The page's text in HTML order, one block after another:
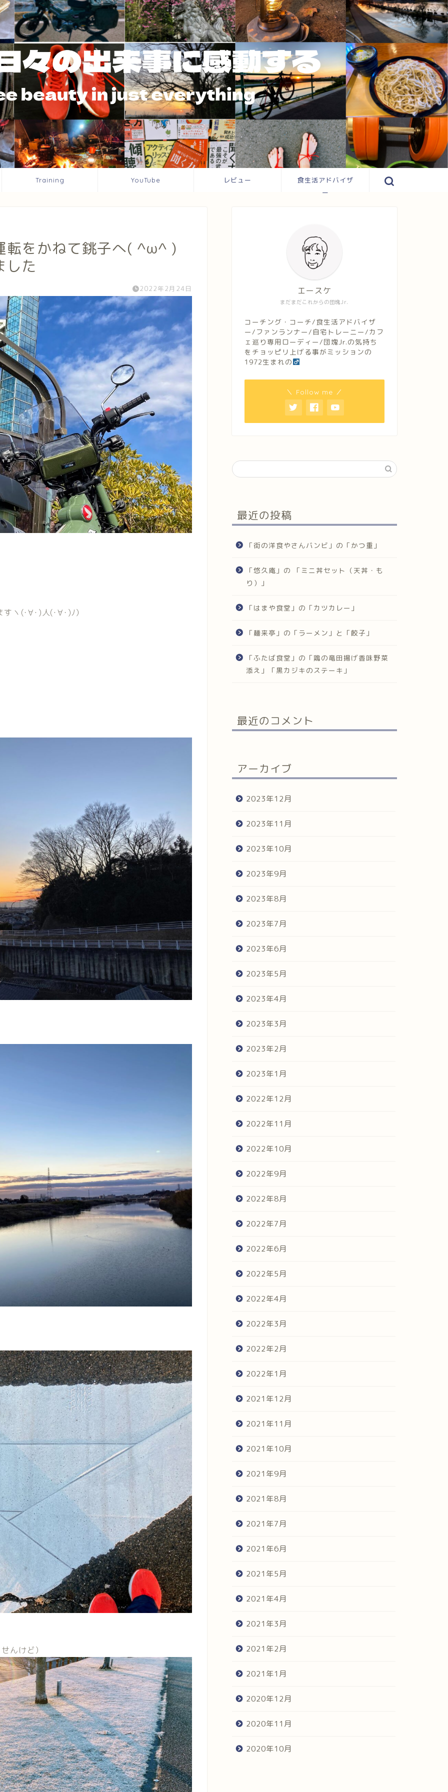
Training YouTube レビュー
食生活アドバイザ
ー
転をかねて銚子へ( ^ω^ )
した
2022年2月24日
ヽ(･∀･)人(･∀･)ﾉ）
んけど）
まだまだこれからの団塊Jr.
エースケ
コーチング・コーチ/食生活アドバイザ
ー/ファンランナー/自宅トレーニー/カフ
ェ巡り専用ローディー/団塊Jr.の気持ち
をチョッピリ上げる事がミッションの
1972生まれの
＼ Follow me ／
最近の投稿
「街の洋食やさんバンビ」の「かつ重」
「悠久庵」の 「ミニ丼セット（天丼・も
り）」
「はまや食堂」の「カツカレー」
「麺来亭」の「ラーメン」と「餃子」
「ふたば食堂」の「鶏の竜田揚げ香味野菜
添え」「黒カジキのステーキ」
最近のコメント
アーカイブ
2023年12月
2023年11月
2023年10月
2023年9月
2023年8月
2023年7月
2023年6月
2023年5月
2023年4月
2023年3月
2023年2月
2023年1月
2022年12月
2022年11月
2022年10月
2022年9月
2022年8月
2022年7月
2022年6月
2022年5月
2022年4月
2022年3月
2022年2月
2022年1月
2021年12月
2021年11月
2021年10月
2021年9月
2021年8月
2021年7月
2021年6月
2021年5月
2021年4月
2021年3月
2021年2月
2021年1月
2020年12月
2020年11月
2020年10月